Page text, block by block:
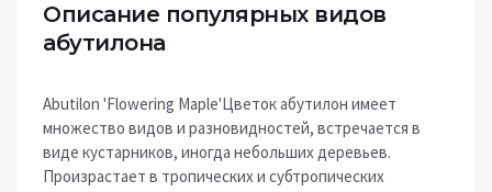
Описание популярных видов
абутилона
Abutilon 'Flowering Maple'Цветок абутилон имеет
множество видов и разновидностей, встречается в
виде кустарников, иногда небольших деревьев.
Произрастает в тропических и субтропических